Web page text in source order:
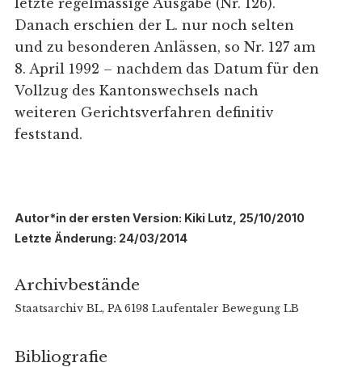
Danach erschien der L. nur noch selten
und zu besonderen Anlässen, so Nr. 127 am
8. April 1992 – nachdem das Datum für den
Vollzug des Kantonswechsels nach
weiteren Gerichtsverfahren definitiv
feststand.
Autor*in der ersten Version: Kiki Lutz, 25/10/2010
Letzte Änderung: 24/03/2014
Archivbestände
Staatsarchiv BL, PA 6198 Laufentaler Bewegung LB
Bibliografie